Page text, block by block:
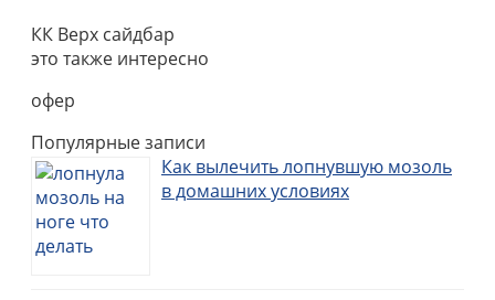
КК Верх сайдбар
это также интересно
офер
Популярные записи
Как вылечить лопнувшую мозоль
в домашних условиях